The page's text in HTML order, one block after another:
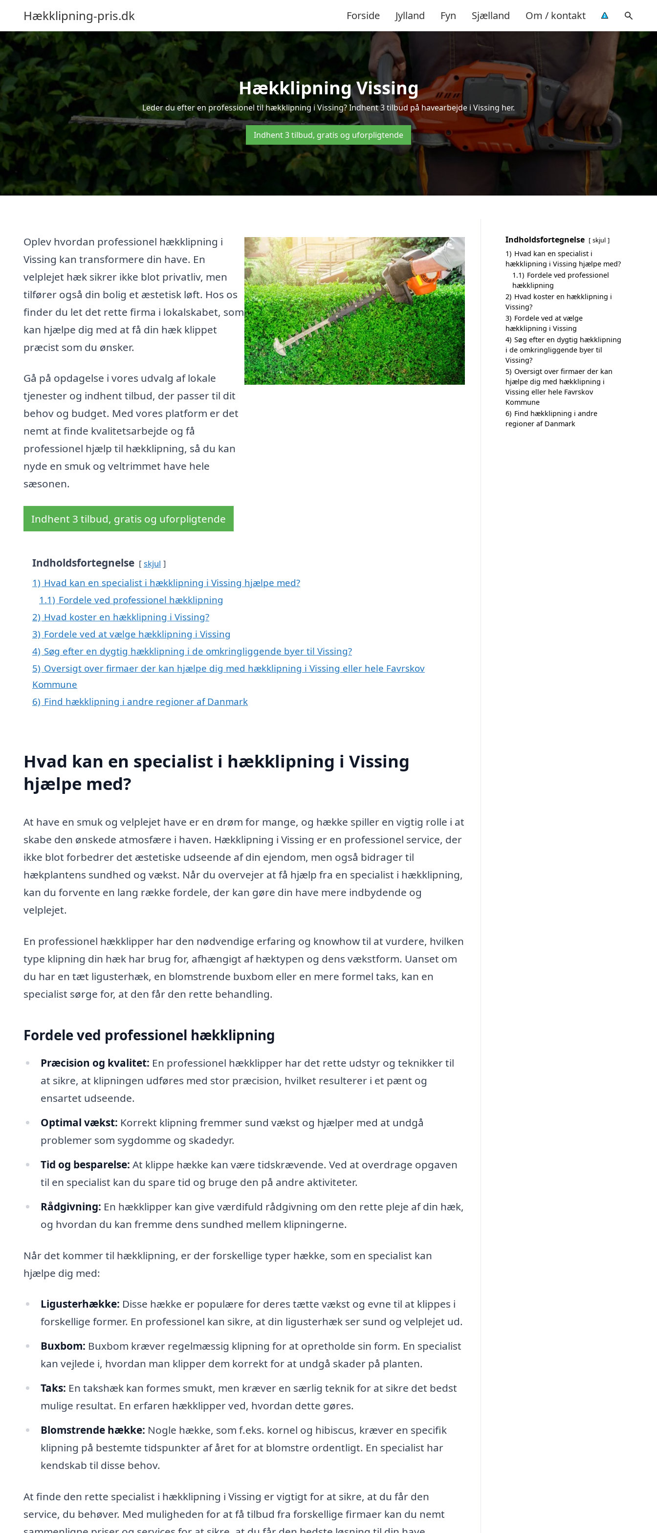
Hækklipning-pris.dk Forside Jylland Fyn Sjælland Om / kontakt
Hækklipning Vissing
Leder du efter en professionel til hækklipning i Vissing? Indhent 3 tilbud på havearbejde i Vissing her.
Indhent 3 tilbud, gratis og uforpligtende
Oplev hvordan professionel hækklipning i
Vissing kan transformere din have. En
velplejet hæk sikrer ikke blot privatliv, men
tilfører også din bolig et æstetisk løft. Hos os
finder du let det rette firma i lokalskabet, som
kan hjælpe dig med at få din hæk klippet
præcist som du ønsker.
Gå på opdagelse i vores udvalg af lokale
tjenester og indhent tilbud, der passer til dit
behov og budget. Med vores platform er det
nemt at finde kvalitetsarbejde og få
professionel hjælp til hækklipning, så du kan
nyde en smuk og veltrimmet have hele
sæsonen.
Indhent 3 tilbud, gratis og uforpligtende
Indholdsfortegnelse skjul
1) Hvad kan en specialist i hækklipning i Vissing hjælpe med?
1.1) Fordele ved professionel hækklipning
2) Hvad koster en hækklipning i Vissing?
3) Fordele ved at vælge hækklipning i Vissing
4) Søg efter en dygtig hækklipning i de omkringliggende byer til Vissing?
5) Oversigt over firmaer der kan hjælpe dig med hækklipning i Vissing eller hele Favrskov
Kommune
6) Find hækklipning i andre regioner af Danmark
Hvad kan en specialist i hækklipning i Vissing
hjælpe med?
At have en smuk og velplejet have er en drøm for mange, og hække spiller en vigtig rolle i at
skabe den ønskede atmosfære i haven. Hækklipning i Vissing er en professionel service, der
ikke blot forbedrer det æstetiske udseende af din ejendom, men også bidrager til
hækplantens sundhed og vækst. Når du overvejer at få hjælp fra en specialist i hækklipning,
kan du forvente en lang række fordele, der kan gøre din have mere indbydende og
velplejet.
En professionel hækklipper har den nødvendige erfaring og knowhow til at vurdere, hvilken
type klipning din hæk har brug for, afhængigt af hæktypen og dens vækstform. Uanset om
du har en tæt ligusterhæk, en blomstrende buxbom eller en mere formel taks, kan en
specialist sørge for, at den får den rette behandling.
Fordele ved professionel hækklipning
Præcision og kvalitet: En professionel hækklipper har det rette udstyr og teknikker til
at sikre, at klipningen udføres med stor præcision, hvilket resulterer i et pænt og
ensartet udseende.
Optimal vækst: Korrekt klipning fremmer sund vækst og hjælper med at undgå
problemer som sygdomme og skadedyr.
Tid og besparelse: At klippe hække kan være tidskrævende. Ved at overdrage opgaven
til en specialist kan du spare tid og bruge den på andre aktiviteter.
Rådgivning: En hækklipper kan give værdifuld rådgivning om den rette pleje af din hæk,
og hvordan du kan fremme dens sundhed mellem klipningerne.
Når det kommer til hækklipning, er der forskellige typer hække, som en specialist kan
hjælpe dig med:
Ligusterhække: Disse hække er populære for deres tætte vækst og evne til at klippes i
forskellige former. En professionel kan sikre, at din ligusterhæk ser sund og velplejet ud.
Buxbom: Buxbom kræver regelmæssig klipning for at opretholde sin form. En specialist
kan vejlede i, hvordan man klipper dem korrekt for at undgå skader på planten.
Taks: En takshæk kan formes smukt, men kræver en særlig teknik for at sikre det bedst
mulige resultat. En erfaren hækklipper ved, hvordan dette gøres.
Blomstrende hække: Nogle hække, som f.eks. kornel og hibiscus, kræver en specifik
klipning på bestemte tidspunkter af året for at blomstre ordentligt. En specialist har
kendskab til disse behov.
At finde den rette specialist i hækklipning i Vissing er vigtigt for at sikre, at du får den
service, du behøver. Med muligheden for at få tilbud fra forskellige firmaer kan du nemt
Indholdsfortegnelse skjul
1) Hvad kan en specialist i
hækklipning i Vissing hjælpe med?
1.1) Fordele ved professionel
hækklipning
2) Hvad koster en hækklipning i
Vissing?
3) Fordele ved at vælge
hækklipning i Vissing
4) Søg efter en dygtig hækklipning
i de omkringliggende byer til
Vissing?
5) Oversigt over firmaer der kan
hjælpe dig med hækklipning i
Vissing eller hele Favrskov
Kommune
6) Find hækklipning i andre
regioner af Danmark